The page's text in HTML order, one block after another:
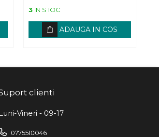
3 IN STOC
ADAUGA IN COS
clienti
Vineri - 09-17
0775510046